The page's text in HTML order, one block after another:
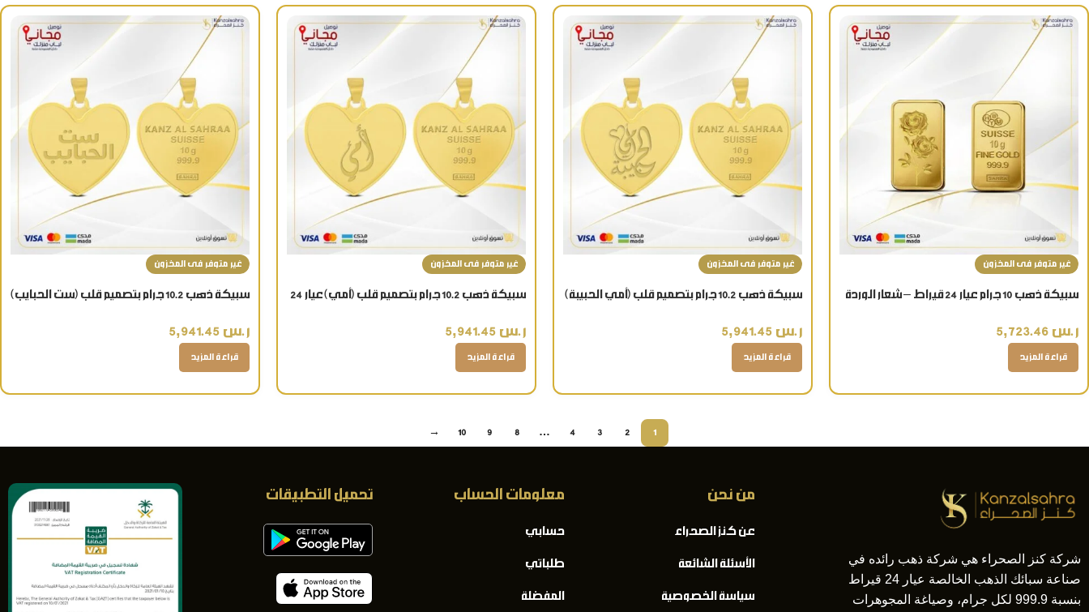
غير متوفر فى المخزون
سبيكة ذهب 10 جرام عيار 24 قيراط – شعار الوردة
ر.س
قراءة المزيد
غير متوفر فى المخزون
سبيكة ذهب 10.2 جرام بتصميم قلب (أمي الحبيبة)
ر.س
قراءة المزيد
غير متوفر فى المخزون
سبيكة ذهب 10.2 جرام بتصميم قلب (أمي) عيار 24
ر.س
قراءة المزيد
غير متوفر فى المخزون
سبيكة ذهب 10.2 جرام بتصميم قلب (ست الحبايب)
ر.س
قراءة المزيد
1
2
3
4
…
8
9
10
→
شركة كنز الصحراء هي شركة ذهب رائده في
صناعة سبائك الذهب الخالصة عيار 24 قيراط
بنسبة 999.9 لكل جرام، وصياغة المجوهرات
من نحن
عن كنز الصحراء
الأسئلة الشائعة
سياسة الخصوصية
معلومات الحساب
حسابي
طلباتي
المفضلة
تحميل التطبيقات